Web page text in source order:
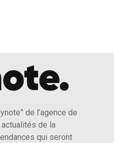
de l’agence de
de la
qui seront